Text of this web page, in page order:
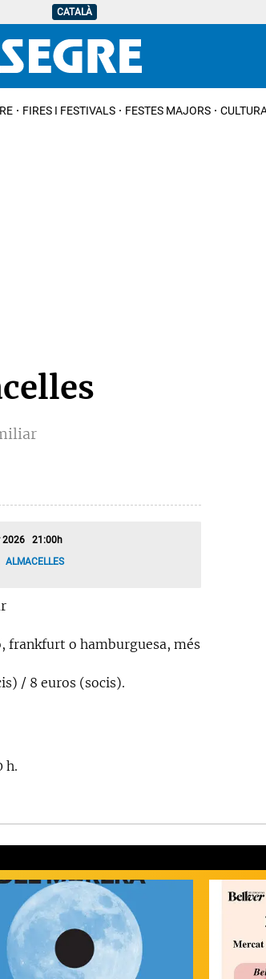
CATALÀ
FIRES I FESTIVALS FESTES MAJORS
2026 21:00h
ALMACELLES
frankfurt o hamburguesa, més
/ 8 euros (socis).
h.